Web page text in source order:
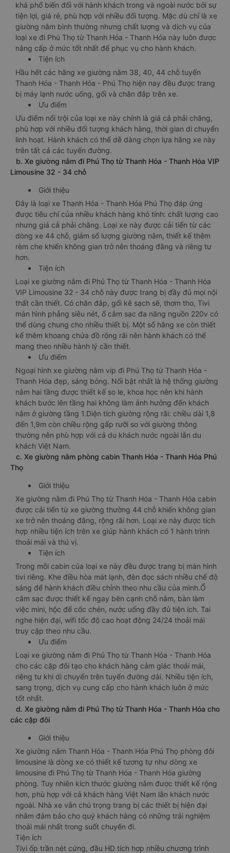
khá phổ biến đối với hành khách trong và ngoài nước bởi sự
tiện lợi, giá rẻ, phù hợp với nhiều đối tượng. Mặc dù chỉ là xe
giường nằm bình thường nhưng chất lượng và dịch vụ của
loại xe đi Phú Thọ từ Thanh Hóa - Thanh Hóa này luôn được
nâng cấp ở mức tốt nhất để phục vụ cho hành khách.
Tiện ích
Hầu hết các hãng xe giường nằm 38, 40, 44 chỗ tuyến
Thanh Hóa - Thanh Hóa - Phú Thọ hiện nay đều được trang
bị máy lạnh nước uống, gối và chăn đắp trên xe.
Ưu điểm
Ưu điểm nổi trội của loại xe này chính là giá cả phải chăng,
phù hợp với nhiều đối tượng khách hàng, thời gian di chuyển
linh hoạt. Hành khách có thể dễ dàng chọn lựa hãng xe này
trên tất cả các tuyến đường.
b. Xe giường nằm đi Phú Thọ từ Thanh Hóa - Thanh Hóa VIP
Limousine 32 - 34 chỗ
Giới thiệu
Đây là loại xe Thanh Hóa - Thanh Hóa Phú Thọ đáp ứng
được tiêu chí của nhiều khách hàng khó tính: chất lượng cao
nhưng giá cả phải chăng. Loại xe này được cải tiến từ các
dòng xe 44 chỗ, giảm số lượng giường nằm, thiết kế thêm
rèm che khiến không gian trở nên thoáng đãng và riêng tư
hơn.
Tiện ích
Loại xe giường nằm đi Phú Thọ từ Thanh Hóa - Thanh Hóa
VIP Limousine 32 - 34 chỗ này được trang bị đầy đủ mọi nội
thất cần thiết. Có chăn đắp, gối kê sạch sẽ, thơm tho, Tivi
màn hình phẳng siêu nét, ổ cắm sạc đa năng nguồn 220v có
thể dùng chung cho nhiều thiết bị. Một số hãng xe còn thiết
kế thêm khoang chứa đồ rộng rãi nên hành khách có thể
mang theo nhiều hành lý cần thiết.
Ưu điểm
Ngoại hình xe giường nằm vip đi Phú Thọ từ Thanh Hóa -
Thanh Hóa đẹp, sáng bóng. Nổi bật nhất là hệ thống giường
nằm hai tầng được thiết kế so le, khoa học nên khi hành
khách bước lên tầng hai không làm ảnh hưởng đến khách
nằm ở giường tầng 1.Diện tích giường rộng rãi: chiều dài 1,8
đến 1,9m còn chiều rộng gấp rưỡi so với giường thông
thường nên phù hợp với cả du khách nước ngoài lẫn du
khách Việt Nam.
c. Xe giường nằm phòng cabin Thanh Hóa - Thanh Hóa Phú
Thọ
Giới thiệu
Xe giường nằm đi Phú Thọ từ Thanh Hóa - Thanh Hóa cabin
được cải tiến từ xe giường thường 44 chỗ khiến không gian
xe trở nên thoáng đãng, rộng rãi hơn. Loại xe này được tích
hợp nhiều tiện ích trên xe giúp hành khách có 1 hành trình
thoải mái và thú vị.
Tiện ích
Trong mỗi cabin của loại xe này đều được trang bị màn hình
tivi riêng. Khe điều hòa mát lạnh, đèn đọc sách nhiều chế độ
sáng để hành khách điều chỉnh theo nhu cầu của mình.Ổ
cắm sạc được thiết kế ngay bên cạnh chỗ nằm, bàn làm
việc mini, hộc để cốc chén, nước uống đầy đủ tiện ích. Tai
nghe hiện đại, wifi tốc độ cao hoạt động 24/24 thoải mái
truy cập theo nhu cầu.
Ưu điểm
Loại xe giường nằm đi Phú Thọ từ Thanh Hóa - Thanh Hóa
cho các cặp đôi tạo cho khách hàng cảm giác thoải mái,
riêng tư khi di chuyển trên tuyến đường dài. Nhiều tiện ích,
sang trọng, dịch vụ cung cấp cho hành khách luôn ở mức
tốt nhất.
d. Xe giường nằm đi Phú Thọ từ Thanh Hóa - Thanh Hóa cho
các cặp đôi
Giới thiệu
Xe giường nằm Thanh Hóa - Thanh Hóa Phú Thọ phòng đôi
limousine là dòng xe có thiết kế tương tự như dòng xe
limousine đi Phú Thọ từ Thanh Hóa - Thanh Hóa giường
phòng. Tuy nhiên kích thước giường nằm được thiết kế rộng
hơn, phù hợp với cả khách hàng Việt Nam lẫn khách nước
ngoài. Nhà xe vẫn chú trọng trang bị các thiết bị hiện đại
nhằm đảm bảo cho quý khách hàng có những trải nghiệm
thoải mái nhất trong suốt chuyến đi.
Tiện ích
Tivi ốp trần nét cứng, đầu HD tích hợp nhiều chương trình